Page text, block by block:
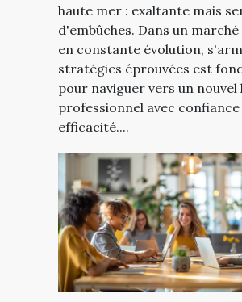
haute mer : exaltante mais
d'embûches. Dans un
en constante évolution,
stratégies éprouvées est
pour naviguer vers un
professionnel avec
efficacité....